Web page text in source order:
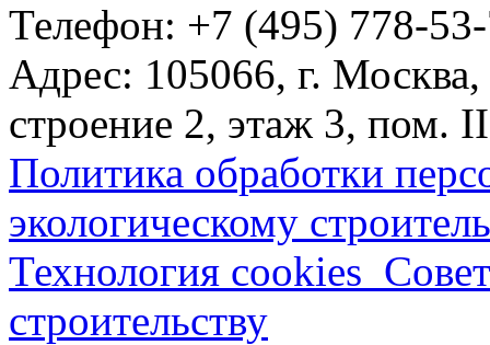
Телефон: +7 (495) 778-
Адрес: 105066, г.
строение 2, этаж 3, пом.
Политика обработки
экологическому
Технология
строительству